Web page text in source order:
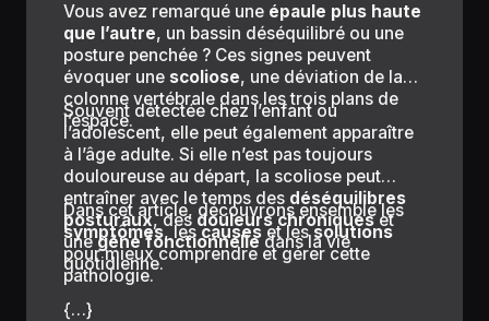
Vous avez remarqué une épaule plus haute
que l’autre, un bassin déséquilibré ou une
posture penchée ? Ces signes peuvent
évoquer une scoliose, une déviation de la
colonne vertébrale dans les trois plans de
l’espace.
Souvent détectée chez l’enfant ou
l’adolescent, elle peut également apparaître
à l’âge adulte. Si elle n’est pas toujours
douloureuse au départ, la scoliose peut
entraîner avec le temps des déséquilibres
posturaux, des douleurs chroniqueset
unegêne fonctionnelledans la vie
quotidienne.
Dans cet article, découvrons ensemble les
symptômes, lescauseset lessolutions
pour mieux comprendre et gérer cette
pathologie.
{…}